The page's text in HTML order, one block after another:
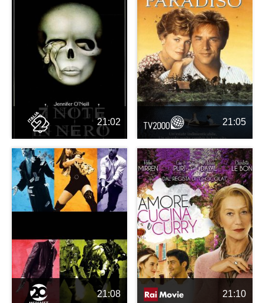
21:02 21:05
21:08 21:10